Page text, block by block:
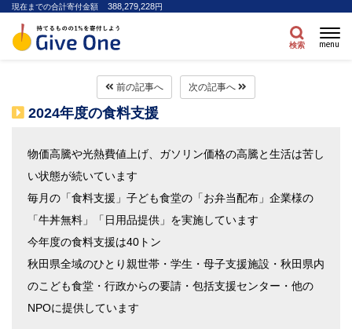
現在までの合計寄付金額 388,279,228円
検索 menu
前の記事へ 次の記事へ
2024年度の食料支援
物価高騰や光熱費値上げ、ガソリン価格の高騰と生活は苦し
い状態が続いています
毎月の「食料支援」子ども食堂の「お弁当配布」企業様の
「牛丼無料」「日用品提供」を実施しています
今年度の食料支援は40トン
秋田県全域のひとり親世帯・学生・母子支援施設・秋田県内
のこども食堂・行政からの要請・包括支援センター・他の
NPOに提供しています